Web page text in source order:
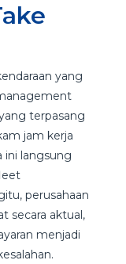
yang
terpasang
jam kerja
ini langsung
perusahaan
secara aktual,
menjadi